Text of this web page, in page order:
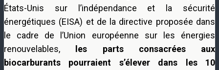
États-Unis sur l’indépendance et la sécurité
énergétiques (EISA) et de la directive proposée dans
le cadre de l’Union européenne sur les énergies
renouvelables, les parts consacrées aux
biocarburants pourraient s’élever dans les 10